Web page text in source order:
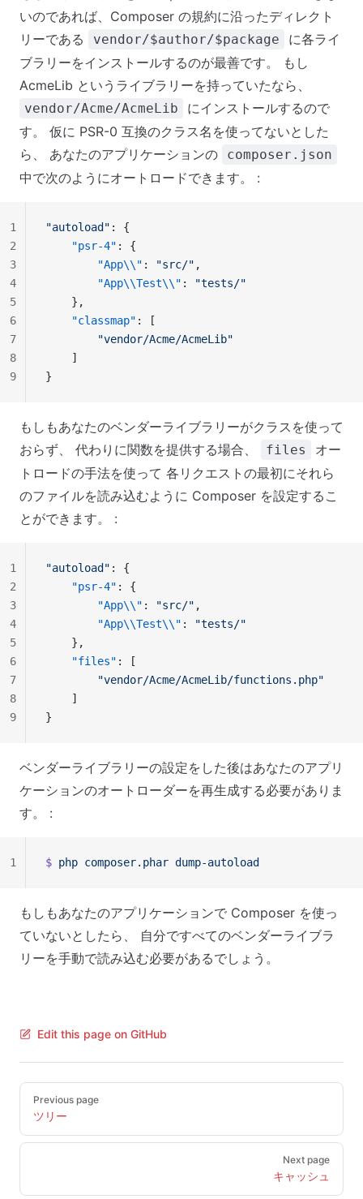
いのであれば、Composer の規約に沿ったディレクト
リーである
vendor/$author/$package
に各ライ
ブラリーをインストールするのが最善です。 もし
AcmeLib というライブラリーを持っていたなら、
vendor/Acme/AcmeLib
にインストールするので
す。 仮に PSR-0 互換のクラス名を使ってないとした
ら、 あなたのアプリケーションの
composer.json
中で次のようにオートロードできます。 :
"autoload" : {
    "psr-4"
: {
        "App\\"
: "src/" ,
        "App\\Test\\"
:
"tests/"
    },
    "classmap"
: [
        "vendor/Acme/AcmeLib"
    ]
}
1
2
3
4
5
6
7
8
9
もしもあなたのベンダーライブラリーがクラスを使って
おらず、 代わりに関数を提供する場合、
files
オー
トロードの手法を使って 各リクエストの最初にそれら
のファイルを読み込むように Composer を設定するこ
とができます。 :
"autoload" : {
    "psr-4"
: {
        "App\\"
: "src/" ,
        "App\\Test\\"
:
"tests/"
    },
    "files"
: [
        "vendor/Acme/AcmeLib/functions.php"
    ]
}
1
2
3
4
5
6
7
8
9
ベンダーライブラリーの設定をした後はあなたのアプリ
ケーションのオートローダーを再生成する必要がありま
す。 :
$ php composer.phar dump-autoload
1
もしもあなたのアプリケーションで Composer を使っ
ていないとしたら、 自分ですべてのベンダーライブラ
リーを手動で読み込む必要があるでしょう。
Edit this page on GitHub
Pager
Previous page
ツリー
Next page
キャッシュ